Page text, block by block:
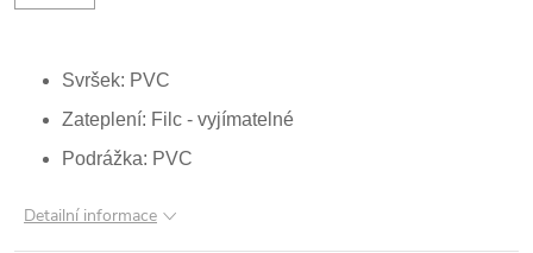
Svršek: PVC
Zateplení: Filc - vyjímatelné
Podrážka: PVC
Detailní informace